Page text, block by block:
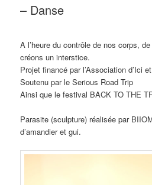
– Danse
A l’heure du contrôle de nos corps,
créons un interstice.
Projet financé par l’Association d’Ici
Soutenu par le Serious Road Trip
Ainsi que le festival BACK TO THE
Parasite (sculpture) réalisée par
d’amandier et gui.